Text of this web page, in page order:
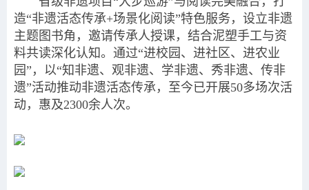
造“非遗活态传承+场景化阅读”特色服务，设立非遗
主题图书角，邀请传承人授课，结合泥塑手工与资
料共读深化认知。通过“进校园、进社区、进农业
园”，以“知非遗、观非遗、学非遗、秀非遗、传非
遗”活动推动非遗活态传承，至今已开展50多场次活
动，惠及2300余人次。